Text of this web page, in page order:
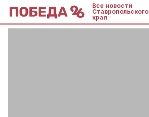
Все новости
Ставропольского
края